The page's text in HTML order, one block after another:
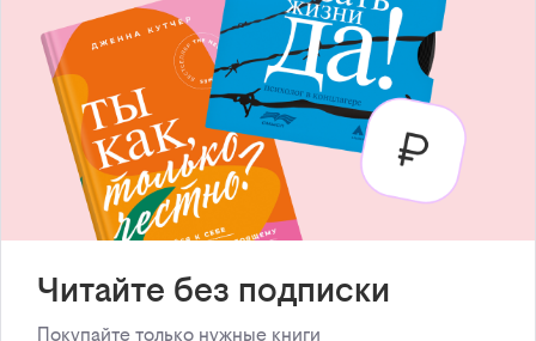
Читайте без подписки
Покупайте только нужные книги